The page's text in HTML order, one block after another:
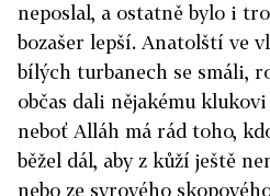
neposlal, a ostatně bylo i
bozašer lepší. Anatolští ve
bílých turbanech se smáli,
občas dali nějakému
neboť Alláh má rád toho,
běžel dál, aby z kůží ještě
nebo ze syrového